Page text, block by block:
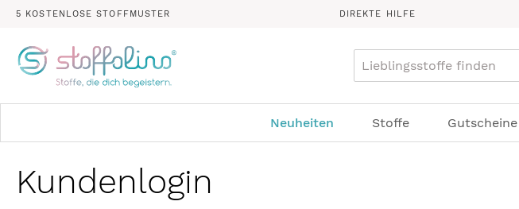
5 KOSTENLOSE STOFFMUSTER DIREKTE HILFE
Suche
Neuheiten Stoffe Gutscheine
Kundenlogin